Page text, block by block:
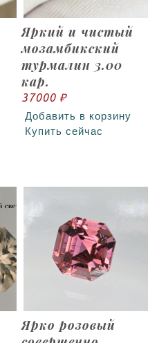
Яркий и чистый
мозамбикский
турмалин 3.00
кар.
37000 ₽
Добавить в корзину
Купить сейчас
Ярко розовый